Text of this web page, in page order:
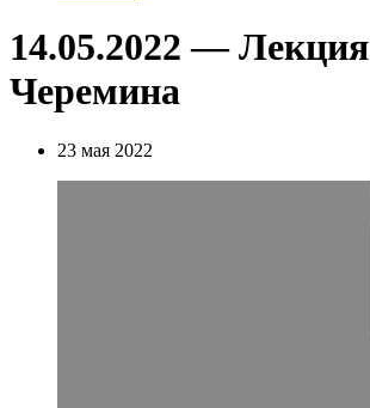
14.05.2022 — Лекция
Черемина
23 мая 2022